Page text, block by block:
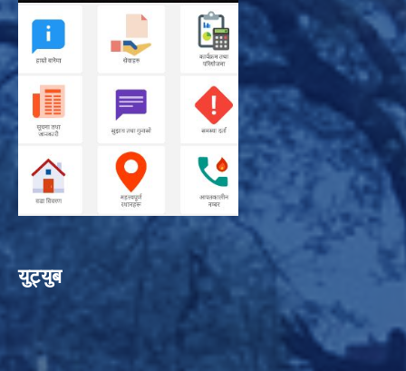
युट्युब